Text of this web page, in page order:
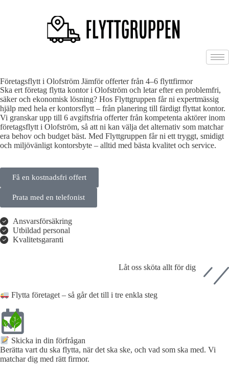
Företagsflytt i Olofström Jämför offerter från 4–6 flyttfirmor
Ska ert företag flytta kontor i Olofström och letar efter en problemfri,
säker och ekonomisk lösning? Hos Flyttgruppen får ni expertmässig
hjälp med hela er kontorsflytt – från planering till färdigt flyttat kontor.
Vi granskar upp till 6 avgiftsfria offerter från kompetenta aktörer inom
företagsflytt i Olofström, så att ni kan välja det alternativ som matchar
era behov och budget bäst. Med Flyttgruppen får ni ett tryggt, smidigt
och miljövänligt kontorsbyte – alltid med bästa kvalitet och service.
Få en kostnadsfri offert
Prata med en telefonist
Ansvarsförsäkring
Utbildad personal
Kvalitetsgaranti
Låt oss sköta allt för dig
Flytta företaget – så går det till i tre enkla steg
Skicka in din förfrågan​
Berätta vart du ska flytta, när det ska ske, och vad som ska med. Vi
matchar dig med rätt firmor.